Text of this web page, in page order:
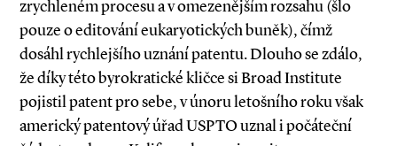
zrychleném procesu a v omezenějším rozsahu (šlo
pouze o editování eukaryotických buněk), čímž
dosáhl rychlejšího uznání patentu. Dlouho se zdálo,
že díky této byrokratické kličce si Broad Institute
pojistil patent pro sebe, v únoru letošního roku však
americký patentový úřad USPTO uznal i počáteční